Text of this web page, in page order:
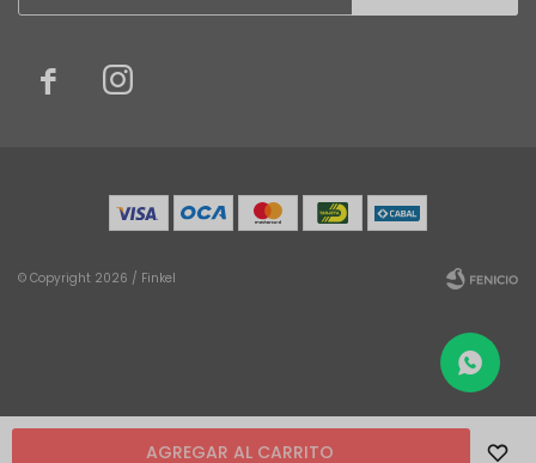
AGREGAR AL CARRITO
 
© Copyright 2026 / Finkel
Fenicio